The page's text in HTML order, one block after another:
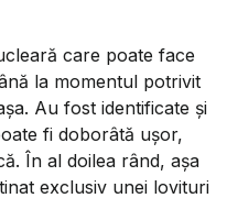
care poate face
la momentul potrivit
Au fost identificate și
fi doborâtă ușor,
În al doilea rând, așa
exclusiv unei lovituri